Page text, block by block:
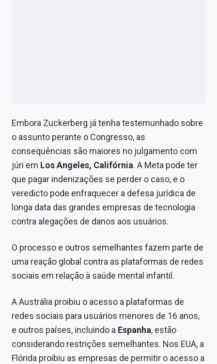
Expediente
Contato
Embora Zuckerberg já tenha testemunhado sobre
o assunto perante o Congresso, as
consequências são maiores no julgamento com
júri em Los Angeles, Califórnia. A Meta pode ter
que pagar indenizações se perder o caso, e o
veredicto pode enfraquecer a defesa jurídica de
longa data das grandes empresas de tecnologia
contra alegações de danos aos usuários.
O processo e outros semelhantes fazem parte de
uma reação global contra as plataformas de redes
sociais em relação à saúde mental infantil.
A Austrália proibiu o acesso a plataformas de
redes sociais para usuários menores de 16 anos,
e outros países, incluindo a Espanha, estão
considerando restrições semelhantes. Nos EUA, a
Flórida proibiu as empresas de permitir o acesso a